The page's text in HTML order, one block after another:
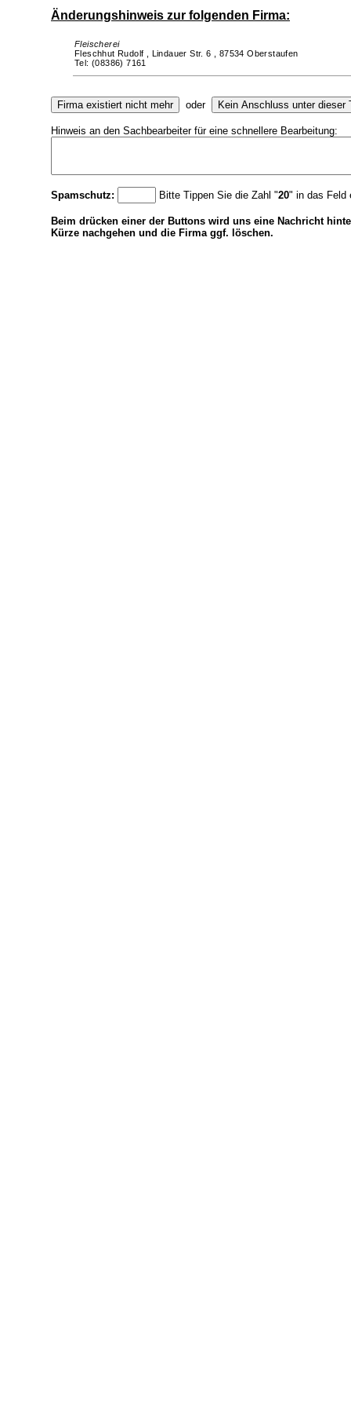
Änderungshinweis zur folgenden Firma:
Fleischerei
Fleschhut Rudolf , Lindauer Str. 6 , 87534 Oberstaufen
Tel: (08386) 7161
oder
Hinweis an den Sachbearbeiter für eine schnellere Bearbeitung:
Spamschutz: Bitte Tippen Sie die Zahl "20" in das Feld
Beim drücken einer der Buttons wird uns eine Nachricht
Kürze nachgehen und die Firma ggf. löschen.